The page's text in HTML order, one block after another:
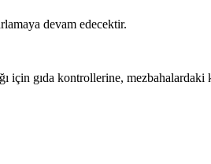
devam edecektir.
gıda kontrollerine, mezbahalardaki